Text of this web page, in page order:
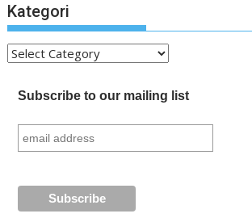
Kategori
Kategori
Subscribe to our mailing list